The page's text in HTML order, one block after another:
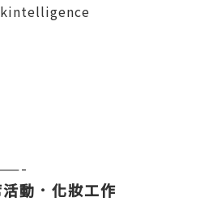
動．化妝工作